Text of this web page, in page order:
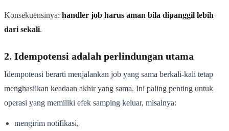
Konsekuensinya: handler job harus aman bila dipanggil lebih
dari sekali.
2. Idempotensi adalah perlindungan utama
Idempotensi berarti menjalankan job yang sama berkali-kali tetap
menghasilkan keadaan akhir yang sama. Ini paling penting untuk
operasi yang memiliki efek samping keluar, misalnya:
mengirim notifikasi,